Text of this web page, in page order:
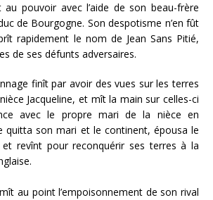
pouvoir avec l’aide de son beau-frère
de Bourgogne. Son despotisme n’en fût
rapidement le nom de Jean Sans Pitié,
de ses défunts adversaires.
finît par avoir des vues sur les terres
Jacqueline, et mît la main sur celles-ci
avec le propre mari de la nièce en
quitta son mari et le continent, épousa le
revînt pour reconquérir ses terres à la
au point l’empoisonnement de son rival